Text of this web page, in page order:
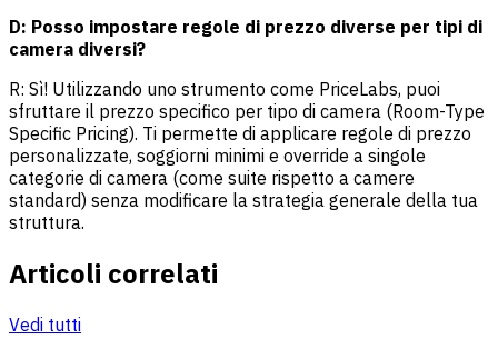
D: Posso impostare regole di prezzo diverse per tipi di
camera diversi?
R: Sì! Utilizzando uno strumento come PriceLabs, puoi
sfruttare il prezzo specifico per tipo di camera (Room-Type
Specific Pricing). Ti permette di applicare regole di prezzo
personalizzate, soggiorni minimi e override a singole
categorie di camera (come suite rispetto a camere
standard) senza modificare la strategia generale della tua
struttura.
Articoli correlati
Vedi tutti